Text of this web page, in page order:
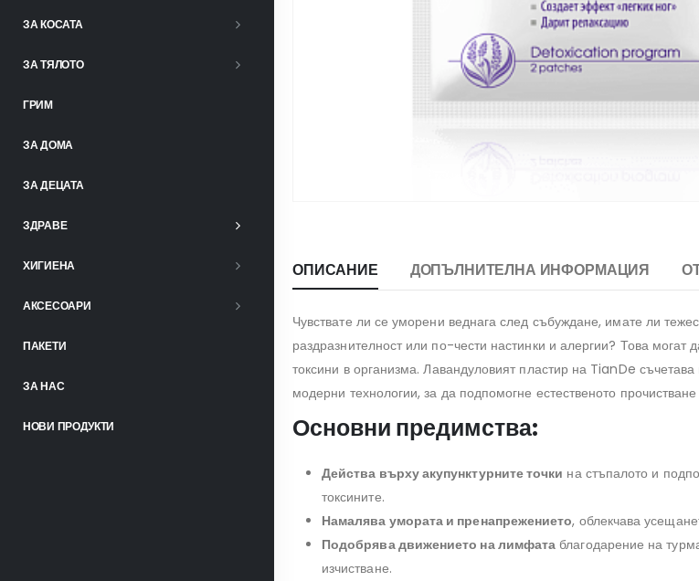
ЗА КОСАТА
ЗА ТЯЛОТО
ГРИМ
ЗА ДОМА
ЗА ДЕЦАТА
ЗДРАВЕ
ХИГИЕНА
АКСЕСОАРИ
ПАКЕТИ
ЗА НАС
НОВИ ПРОДУКТИ
ОПИСАНИЕ ДОПЪЛНИТЕЛНА ИНФОРМАЦИЯ
Чувствате ли се уморени веднага след събуждане, имате ли
раздразнителност или по-чести настинки и алергии? Това могат
токсини в организма. Лавандуловият пластир на TianDe съчетава
модерни технологии, за да подпомогне естественото
Основни предимства:
Действа върху акупунктурните точки на стъпалото и
токсините.
Намалява умората и пренапрежението, облекчава
Подобрява движението на лимфата благодарение на
изчистване.